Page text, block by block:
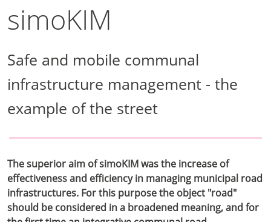
simoKIM
Safe and mobile communal
infrastructure management - the
example of the street
The superior aim of simoKIM was the increase of
effectiveness and efficiency in managing municipal road
infrastructures. For this purpose the object "road"
should be considered in a broadened meaning, and for